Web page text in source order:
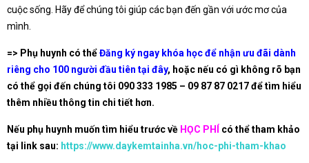
cuộc sống. Hãy để chúng tôi giúp các bạn đến gần với ước mơ của
mình.
=> Phụ huynh có thểĐăng ký ngay khóa học để nhận ưu đãi dành
riêng cho 100 người đầu tiên tại đây, hoặc nếu có gì không rõ bạn
có thể gọi đến chúng tôi 090 333 1985 – 09 87 87 0217để tìm hiểu
thêm nhiều thông tin chi tiết hơn.
Nếu phụ huynh muốn tìm hiểu trước về HỌC PHÍ
có thể tham khảo
tại link sau: https://www.daykemtainha.vn/hoc-phi-tham-khao